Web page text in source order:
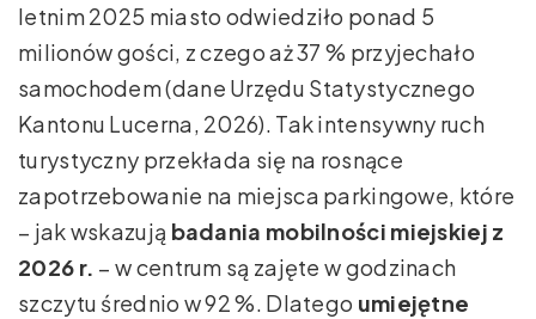
letnim 2025 miasto odwiedziło ponad 5
milionów gości, z czego aż 37 % przyjechało
samochodem (dane Urzędu Statystycznego
Kantonu Lucerna, 2026). Tak intensywny ruch
turystyczny przekłada się na rosnące
zapotrzebowanie na miejsca parkingowe, które
– jak wskazują badania mobilności miejskiej z
2026 r. – w centrum są zajęte w godzinach
szczytu średnio w 92 %. Dlatego umiejętne